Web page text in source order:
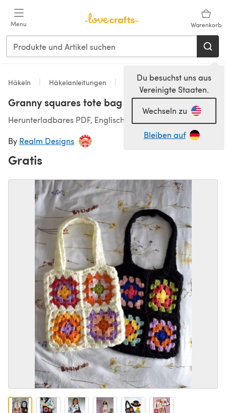
Menu Warenkorb
Du besuchst uns aus
Vereinigte Staaten.
Wechseln zu
Bleiben auf
Häkeln Häkelanleitungen Accessoires Häkelanleitungen
Granny squares tote bag
Herunterladbares PDF, Englisch
By Realm Designs
Gratis